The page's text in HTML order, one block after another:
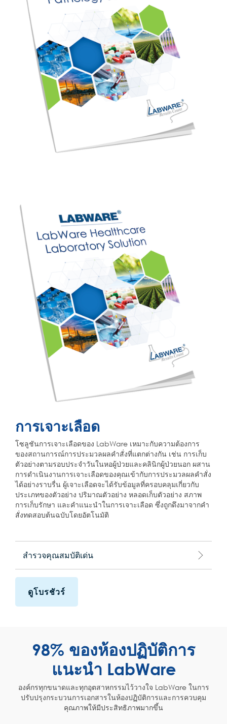
การเจาะเลือด
โซลูชันการเจาะเลือดของ LabWare เหมาะกับความต้องการ
ของสถานการณ์การประมวลผลคำสั่งที่แตกต่างกัน เช่น การเก็บ
ตัวอย่างตามรอบประจำวันในหอผู้ป่วยและคลินิกผู้ป่วยนอก ผสาน
การดำเนินงานการเจาะเลือดของคุณเข้ากับการประมวลผลคำสั่ง
ได้อย่างราบรื่น ผู้เจาะเลือดจะได้รับข้อมูลที่ครอบคลุมเกี่ยวกับ
ประเภทของตัวอย่าง ปริมาณตัวอย่าง หลอดเก็บตัวอย่าง สภาพ
การเก็บรักษา และคำแนะนำในการเจาะเลือด ซึ่งถูกดึงมาจากคำ
สั่งทดสอบต้นฉบับโดยอัตโนมัติ
สำรวจคุณสมบัติเด่น
ดูโบรชัวร์
98% ของห้องปฏิบัติการ
แนะนำ LabWare
องค์กรทุกขนาดและทุกอุตสาหกรรมไว้วางใจ LabWare ในการ
ปรับปรุงกระบวนการเอกสารในห้องปฏิบัติการและการควบคุม
คุณภาพให้มีประสิทธิภาพมากขึ้น